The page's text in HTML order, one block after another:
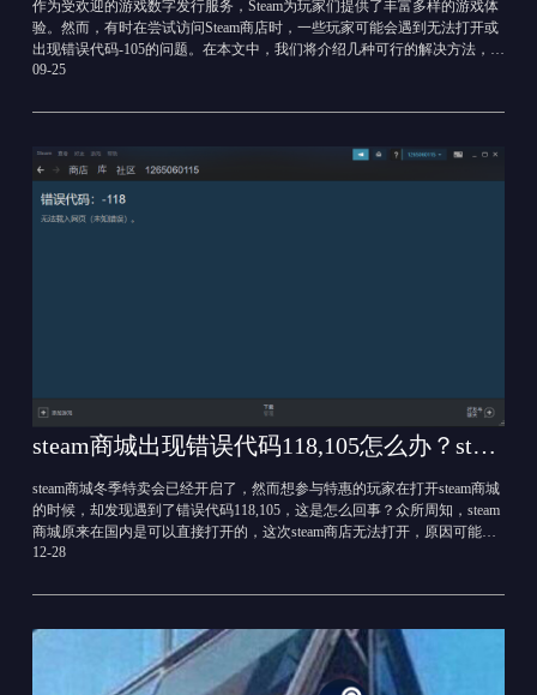
作为受欢迎的游戏数字发行服务，Steam为玩家们提供了丰富多样的游戏体
验。然而，有时在尝试访问Steam商店时，一些玩家可能会遇到无法打开或
出现错误代码-105的问题。在本文中，我们将介绍几种可行的解决方法，帮
助您顺利解决这一问题，畅享Steam的游戏世界。
09-25
steam商城出现错误代码118,105怎么办？steam商城打不开用什么加速器
steam商城冬季特卖会已经开启了，然而想参与特惠的玩家在打开steam商城
的时候，却发现遇到了错误代码118,105，这是怎么回事？众所周知，steam
商城原来在国内是可以直接打开的，这次steam商店无法打开，原因可能是
官方屏蔽了国内地区的展示，因此玩家需要使用加速器才能正常显示。斧
加速steam商店来实现，下面一起看看教程吧！
12-28